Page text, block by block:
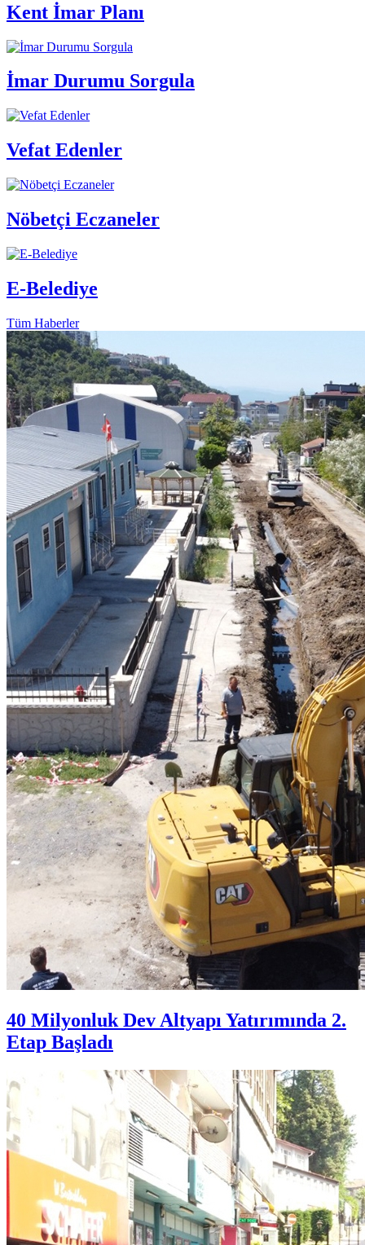
Kent İmar Planı
İmar Durumu Sorgula
Vefat Edenler
Nöbetçi Eczaneler
E-Belediye
Tüm Haberler
40 Milyonluk Dev Altyapı Yatırımında 2.
Etap Başladı